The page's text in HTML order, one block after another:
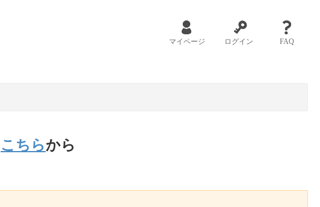
マイページ ログイン FAQ
こちらから